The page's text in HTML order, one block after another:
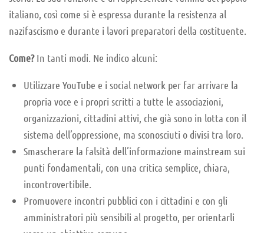
italiano, così come si è espressa durante la resistenza al
nazifascismo e durante i lavori preparatori della costituente.
Come?In tanti modi. Ne indico alcuni:
Utilizzare YouTube e i social network per far arrivare la
propria voce e i propri scritti a tutte le associazioni,
organizzazioni, cittadini attivi, che già sono in lotta con il
sistema dell’oppressione, ma sconosciuti o divisi tra loro.
Smascherare la falsità dell’informazione mainstream sui
punti fondamentali, con una critica semplice, chiara,
incontrovertibile.
Promuovere incontri pubblici con i cittadini e con gli
amministratori più sensibili al progetto, per orientarli